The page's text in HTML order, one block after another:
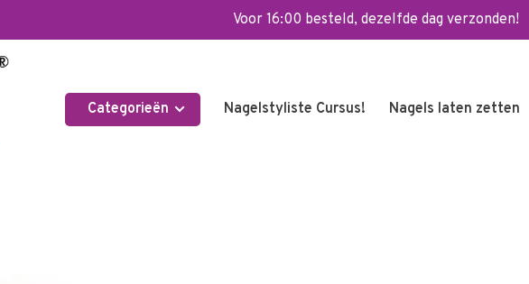
Voor 16:00 besteld, dezelfde dag verzonden!
Categorieën Nagelstyliste Cursus! Nagels laten zetten